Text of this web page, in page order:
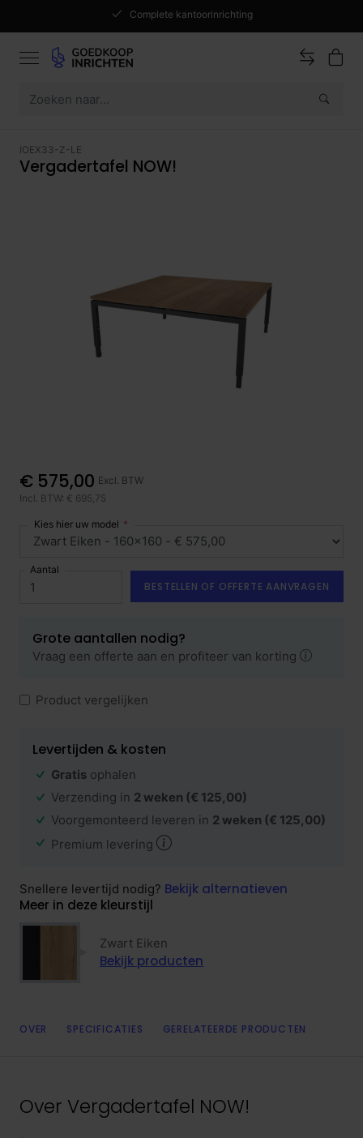
Complete kantoorinrichting
IOEX33-Z-LE
Vergadertafel NOW!
€ 575,00 Excl. BTW
Incl. BTW: € 695,75
Kies hier uw model
Aantal
BESTELLEN OF OFFERTE AANVRAGEN
Grote aantallen nodig?
Vraag een offerte aan en profiteer van korting
Product vergelijken
Levertijden & kosten
Gratis ophalen
Verzending in 2 weken (€ 125,00)
Voorgemonteerd leveren in 2 weken (€ 125,00)
Premium levering
Snellere levertijd nodig? Bekijk alternatieven
Meer in deze kleurstijl
Zwart Eiken
Bekijk producten
OVER SPECIFICATIES GERELATEERDE PRODUCTEN
Over Vergadertafel NOW!